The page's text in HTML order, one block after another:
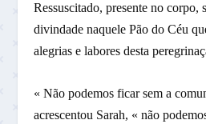
Ressuscitado, presente no corpo,
divindade naquele Pão do Céu
alegrias e labores desta
« Não podemos ficar sem a
acrescentou Sarah, « não